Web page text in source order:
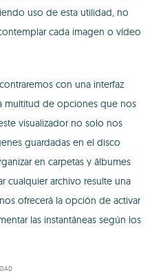
uso de esta utilidad, no
cada imagen o vídeo
con una interfaz
multitud de opciones que nos
visualizador no solo nos
guardadas en el disco
en carpetas y álbumes
cualquier archivo resulte una
ofrecerá la opción de activar
las instantáneas según los